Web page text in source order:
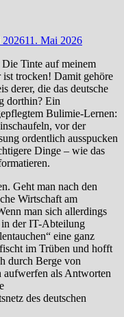
202611. Mai 2026
Tinte auf meinem
trocken! Damit gehöre
derer, die das deutsche
dorthin? Ein
Bulimie-Lernen:
vor der
ordentlich ausspucken
Dinge – wie das
Geht man nach den
Wirtschaft am
man sich allerdings
in der IT-Abteilung
eine ganz
im Trüben und hofft
durch Berge von
als Antworten
des deutschen